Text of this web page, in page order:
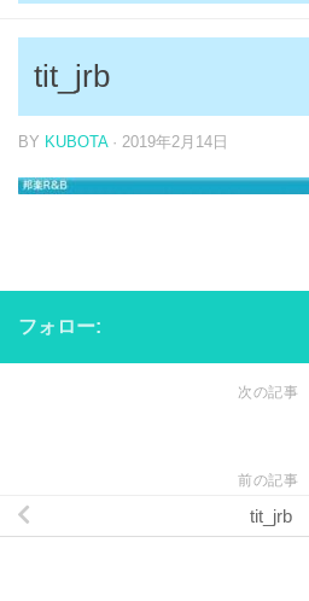
tit_jrb
BY KUBOTA · 2019年2月14日
フォロー:
次の記事
前の記事
tit_jrb